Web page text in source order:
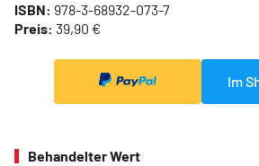
ISBN: 978-3-68932-073-7
Preis: 39,90 €
Im
Behandelter Wert